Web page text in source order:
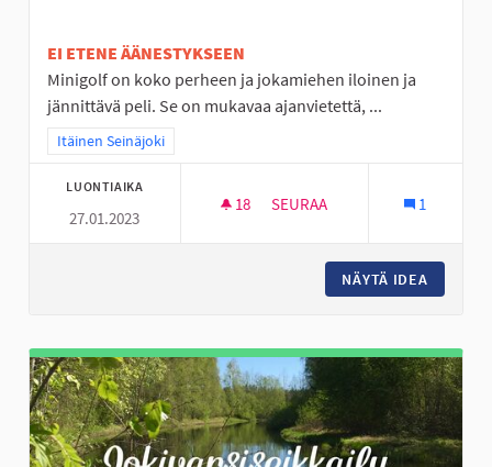
EI ETENE ÄÄNESTYKSEEN
Minigolf on koko perheen ja jokamiehen iloinen ja
jännittävä peli. Se on mukavaa ajanvietettä, ...
Rajaa tulokset teeman mukaan: Itäinen Seinäjoki
Itäinen Seinäjoki
LUONTIAIKA
27.01.2023
18 18 SEURAAJAA
SEURAA 1
NÄYTÄ IDEA